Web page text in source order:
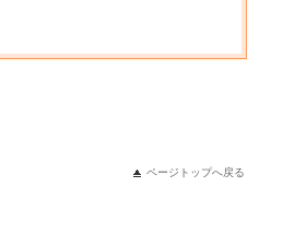
ページトップへ戻る